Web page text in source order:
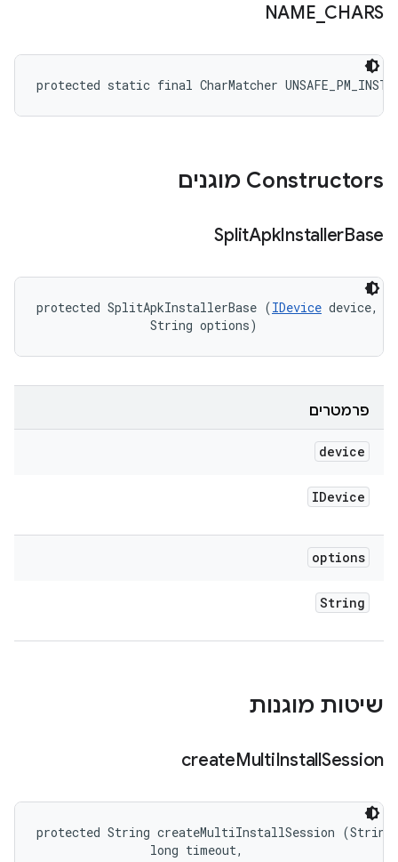
NAME CHARS
protected static final CharMatcher
‫Constructors מוגנים
SplitApkInstallerBase
protected SplitApkInstallerBase (IDevice device,
                String options)
פרמטרים
device
IDevice
options
String
שיטות מוגנות
createMultiInstallSession
protected String createMultiInstallSession
                long timeout,